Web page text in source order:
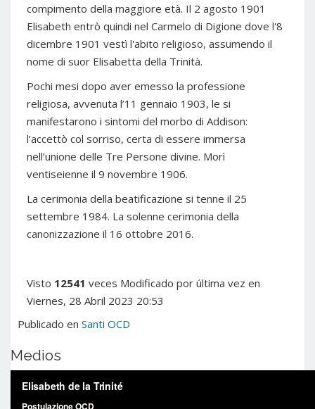
compimento della maggiore età. Il 2 agosto 1901
Elisabeth entrò quindi nel Carmelo di Digione dove l'8
dicembre 1901 vestì l'abito religioso, assumendo il
nome di suor Elisabetta della Trinità.
Pochi mesi dopo aver emesso la professione
religiosa, avvenuta l’11 gennaio 1903, le si
manifestarono i sintomi del morbo di Addison:
l’accettò col sorriso, certa di essere immersa
nell’unione delle Tre Persone divine. Morì
ventiseienne il 9 novembre 1906.
La cerimonia della beatificazione si tenne il 25
settembre 1984. La solenne cerimonia della
canonizzazione il 16 ottobre 2016.
Visto 12541 veces Modificado por última vez en
Viernes, 28 Abril 2023 20:53
Publicado en Santi OCD
Medios